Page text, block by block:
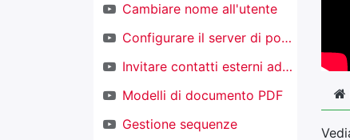
Cambiare nome all'utente
Configurare il server di posta in uscita
Invitare contatti esterni ad accedere al proprio TAKOBI
Modelli di documento PDF
Gestione sequenze